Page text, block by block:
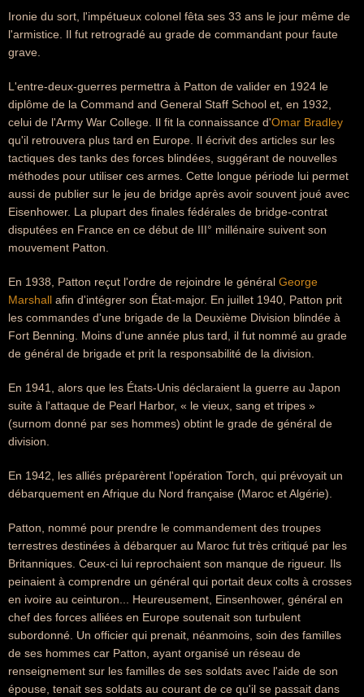
Ironie du sort, l'impétueux colonel fêta ses 33 ans le jour même de
l'armistice. Il fut retrogradé au grade de commandant pour faute
grave.
L'entre-deux-guerres permettra à Patton de valider en 1924 le
diplôme de la Command and General Staff School et, en 1932,
celui de l'Army War College. Il fit la connaissance d'Omar Bradley
qu'il retrouvera plus tard en Europe. Il écrivit des articles sur les
tactiques des tanks des forces blindées, suggérant de nouvelles
méthodes pour utiliser ces armes. Cette longue période lui permet
aussi de publier sur le jeu de bridge après avoir souvent joué avec
Eisenhower. La plupart des finales fédérales de bridge-contrat
disputées en France en ce début de III° millénaire suivent son
mouvement Patton.
En 1938, Patton reçut l'ordre de rejoindre le général George
Marshall afin d'intégrer son État-major. En juillet 1940, Patton prit
les commandes d'une brigade de la Deuxième Division blindée à
Fort Benning. Moins d'une année plus tard, il fut nommé au grade
de général de brigade et prit la responsabilité de la division.
En 1941, alors que les États-Unis déclaraient la guerre au Japon
suite à l'attaque de Pearl Harbor, « le vieux, sang et tripes »
(surnom donné par ses hommes) obtint le grade de général de
division.
En 1942, les alliés préparèrent l'opération Torch, qui prévoyait un
débarquement en Afrique du Nord française (Maroc et Algérie).
Patton, nommé pour prendre le commandement des troupes
terrestres destinées à débarquer au Maroc fut très critiqué par les
Britanniques. Ceux-ci lui reprochaient son manque de rigueur. Ils
peinaient à comprendre un général qui portait deux colts à crosses
en ivoire au ceinturon... Heureusement, Einsenhower, général en
chef des forces alliées en Europe soutenait son turbulent
subordonné. Un officier qui prenait, néanmoins, soin des familles
de ses hommes car Patton, ayant organisé un réseau de
renseignement sur les familles de ses soldats avec l'aide de son
épouse, tenait ses soldats au courant de ce qu'il se passait dans